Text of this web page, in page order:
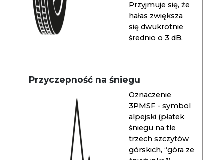
Przyjmuje się, że
hałas zwiększa
się dwukrotnie
średnio o 3 dB.
Przyczepność na śniegu
Oznaczenie
3PMSF - symbol
alpejski (płatek
śniegu na tle
trzech szczytów
górskich, “góra ze